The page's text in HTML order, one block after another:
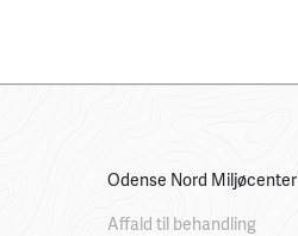
Odense Nord Miljøcenter
Affald til behandling